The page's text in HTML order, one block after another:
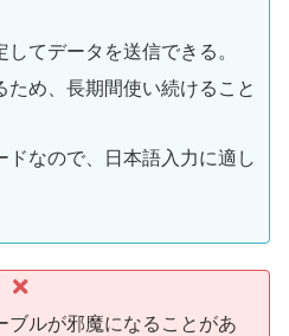
てデータを送信できる。
ため、長期間使い続けること
ドなので、日本語入力に適し
ブルが邪魔になることがあ